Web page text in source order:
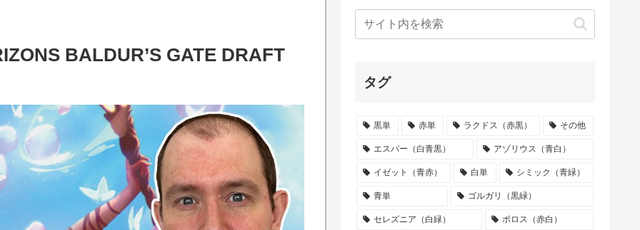
BALDUR’S GATE DRAFT
タグ
黒単 赤単 ラクドス（赤黒） その他
エスパー（白青黒） アゾリウス（青白）
イゼット（青赤） 白単 シミック（青緑）
青単 ゴルガリ（黒緑）
セレズニア（白緑） ボロス（赤白）